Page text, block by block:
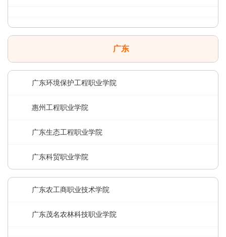
广东
广东环境保护工程职业学院
惠州工程职业学院
广东生态工程职业学院
广东科贸职业学院
广东农工商职业技术学院
广东茂名农林科技职业学院